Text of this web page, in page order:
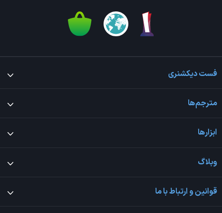
فست دیکشنری
مترجم‌ها
ابزارها
وبلاگ
قوانین و ارتباط با ما